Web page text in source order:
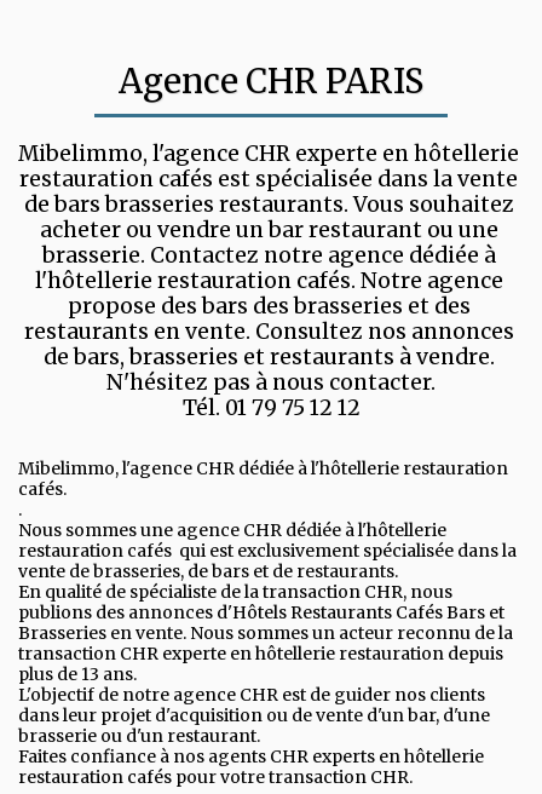
Agence CHR PARIS
Mibelimmo, l'agence CHR experte en hôtellerie
restauration cafés est spécialisée dans la vente
de bars brasseries restaurants. Vous souhaitez
acheter ou vendre un bar restaurant ou une
brasserie. Contactez notre agence dédiée à
l'hôtellerie restauration cafés. Notre agence
propose des bars des brasseries et des
restaurants en vente. Consultez nos annonces
de bars, brasseries et restaurants à vendre.
N'hésitez pas à nous contacter.
Tél. 01 79 75 12 12
Mibelimmo, l'agence CHR dédiée à l'hôtellerie restauration
cafés.
.
Nous sommes une agence CHR dédiée à l'hôtellerie
restauration cafés qui est exclusivement spécialisée dans la
vente de brasseries, de bars et de restaurants.
En qualité de spécialiste de la transaction CHR, nous
publions des annonces d'Hôtels Restaurants Cafés Bars et
Brasseries en vente. Nous sommes un acteur reconnu de la
transaction CHR experte en hôtellerie restauration depuis
plus de 13 ans.
L'objectif de notre agence CHR est de guider nos clients
dans leur projet d'acquisition ou de vente d'un bar, d'une
brasserie ou d'un restaurant.
Faites confiance à nos agents CHR experts en hôtellerie
restauration cafés pour votre transaction CHR.